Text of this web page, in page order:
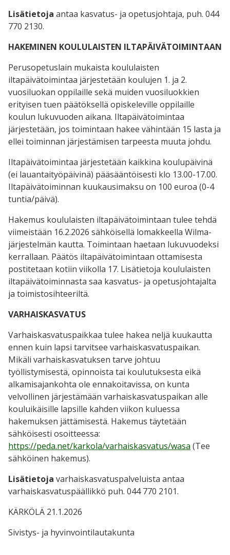
Lisätietoja antaa kasvatus- ja opetusjohtaja, puh. 044
770 2130.
HAKEMINEN KOULULAISTEN ILTAPÄIVÄTOIMINTAAN
Perusopetuslain mukaista koululaisten
iltapäivätoimintaa järjestetään koulujen 1. ja 2.
vuosiluokan oppilaille sekä muiden vuosiluokkien
erityisen tuen päätöksellä opiskeleville oppilaille
koulun lukuvuoden aikana. Iltapäivätoimintaa
järjestetään, jos toimintaan hakee vähintään 15 lasta ja
ellei toiminnan järjestämisen tarpeesta muuta johdu.
Iltapäivätoimintaa järjestetään kaikkina koulupäivinä
(ei lauantaityöpäivinä) pääsääntöisesti klo 13.00-17.00.
Iltapäivätoiminnan kuukausimaksu on 100 euroa (0-4
tuntia/päivä).
Hakemus koululaisten iltapäivätoimintaan tulee tehdä
viimeistään 16.2.2026 sähköisellä lomakkeella Wilma-
järjestelmän kautta. Toimintaan haetaan lukuvuodeksi
kerrallaan. Päätös iltapäivätoimintaan ottamisesta
postitetaan kotiin viikolla 17. Lisätietoja koululaisten
iltapäivätoiminnasta saa kasvatus- ja opetusjohtajalta
ja toimistosihteeriltä.
VARHAISKASVATUS
Varhaiskasvatuspaikkaa tulee hakea neljä kuukautta
ennen kuin lapsi tarvitsee varhaiskasvatuspaikan.
Mikäli varhaiskasvatuksen tarve johtuu
työllistymisestä, opinnoista tai koulutuksesta eikä
alkamisajankohta ole ennakoitavissa, on kunta
velvollinen järjestämään varhaiskasvatuspaikan alle
kouluikäisille lapsille kahden viikon kuluessa
hakemuksen jättämisestä. Hakemus täytetään
sähköisesti osoitteessa:
https://peda.net/karkola/varhaiskasvatus/wasa (Tee
sähköinen hakemus).
Lisätietoja varhaiskasvatuspalveluista antaa
varhaiskasvatuspäällikkö puh. 044 770 2101.
KÄRKÖLÄ 21.1.2026
Sivistys- ja hyvinvointilautakunta